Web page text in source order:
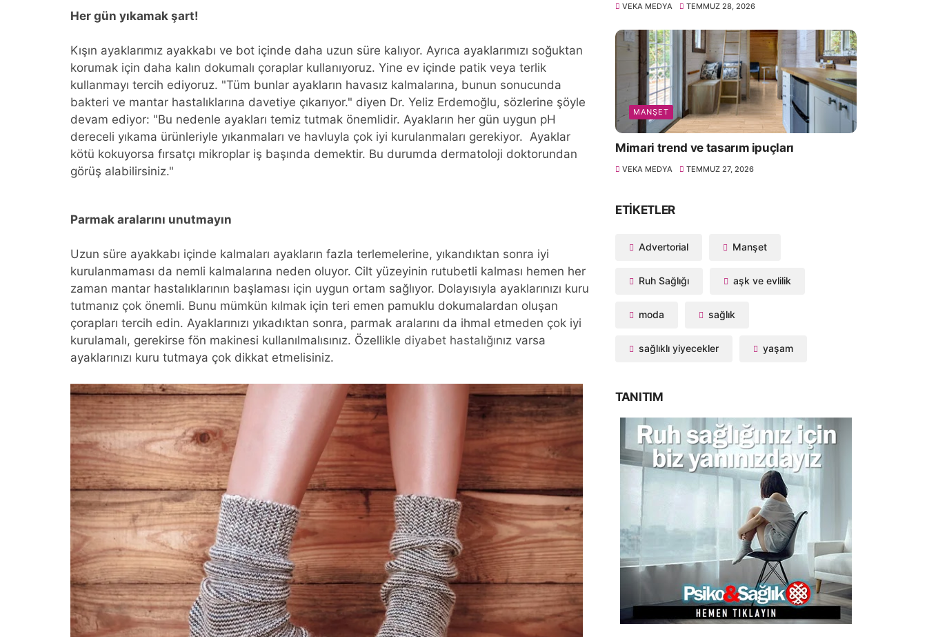
Her gün yıkamak şart!
Kışın ayaklarımız ayakkabı ve bot içinde daha uzun süre kalıyor. Ayrıca ayaklarımızı soğuktan
korumak için daha kalın dokumalı çoraplar kullanıyoruz. Yine ev içinde patik veya terlik
kullanmayı tercih ediyoruz. "Tüm bunlar ayakların havasız kalmalarına, bunun sonucunda
bakteri ve mantar hastalıklarına davetiye çıkarıyor." diyen Dr. Yeliz Erdemoğlu, sözlerine şöyle
devam ediyor: "Bu nedenle ayakları temiz tutmak önemlidir. Ayakların her gün uygun pH
dereceli yıkama ürünleriyle yıkanmaları ve havluyla çok iyi kurulanmaları gerekiyor. Ayaklar
kötü kokuyorsa fırsatçı mikroplar iş başında demektir. Bu durumda dermatoloji doktorundan
görüş alabilirsiniz."
Parmak aralarını unutmayın
Uzun süre ayakkabı içinde kalmaları ayakların fazla terlemelerine, yıkandıktan sonra iyi
kurulanmaması da nemli kalmalarına neden oluyor. Cilt yüzeyinin rutubetli kalması hemen her
zaman mantar hastalıklarının başlaması için uygun ortam sağlıyor. Dolayısıyla ayaklarınızı kuru
tutmanız çok önemli. Bunu mümkün kılmak için teri emen pamuklu dokumalardan oluşan
çorapları tercih edin. Ayaklarınızı yıkadıktan sonra, parmak aralarını da ihmal etmeden çok iyi
kurulamalı, gerekirse fön makinesi kullanılmalısınız. Özellikle diyabet hastalığınız varsa
ayaklarınızı kuru tutmaya çok dikkat etmelisiniz.
VEKA MEDYA TEMMUZ 28, 2026
MANŞET
Mimari trend ve tasarım ipuçları
VEKA MEDYA TEMMUZ 27, 2026
ETIKETLER
Advertorial Manşet
Ruh Sağlığı aşk ve evlilik
moda sağlık
sağlıklı yiyecekler yaşam
TANITIM